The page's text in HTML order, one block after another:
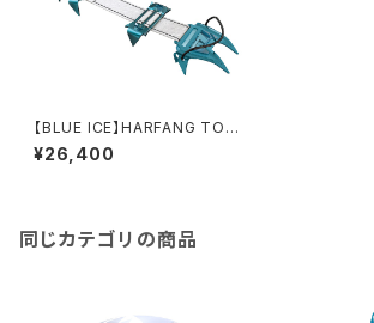
【BLUE ICE】HARFANG TOU
R
¥26,400
同じカテゴリの商品